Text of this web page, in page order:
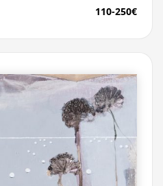
110-250€